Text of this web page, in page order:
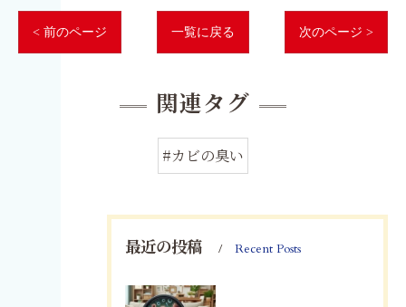
< 前のページ 一覧に戻る 次のページ >
関連タグ
#カビの臭い
最近の投稿 Recent Posts